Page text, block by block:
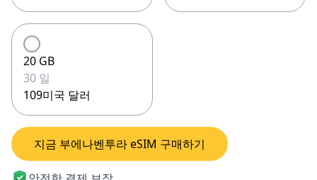
20 GB
30 일
109미국 달러
지금 부에나벤투라 eSIM 구매하기